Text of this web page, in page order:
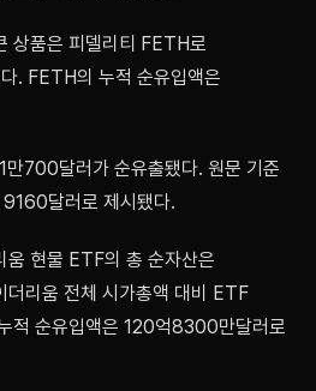
상품은 피델리티 FETH로
. FETH의 누적 순유입액은
700달러가 순유출됐다. 원문 기준
달러로 제시됐다.
움 현물 ETF의 총 순자산은
리움 전체 시가총액 대비 ETF
적 순유입액은 120억8300만달러로